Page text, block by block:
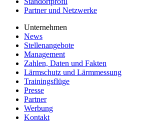
Partner und Netzwerke
Unternehmen
News
Stellenangebote
Management
Zahlen, Daten und Fakten
Lärmschutz und Lärmmessung
Trainingsflüge
Presse
Partner
Werbung
Kontakt